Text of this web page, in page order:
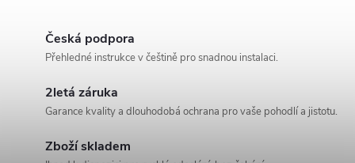
Česká podpora
Přehledné instrukce v češtině pro snadnou instalaci.
2letá záruka
Garance kvality a dlouhodobá ochrana pro vaše pohodlí a jistotu.
Zboží skladem